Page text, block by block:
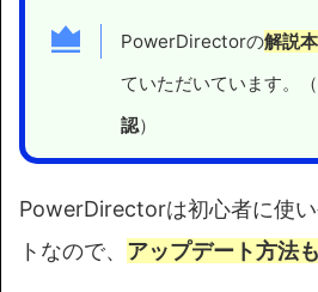
PowerDirectorの解説
ていただいています。（
認）
PowerDirectorは初心者に使
トなので、 アップデート方法